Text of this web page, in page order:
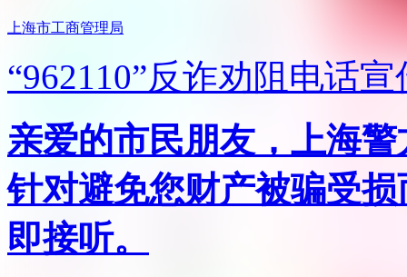
上海市工商管理局
“962110”反诈劝阻电话宣
亲爱的市民朋友，上海
针对避免您财产被骗受
即接听。